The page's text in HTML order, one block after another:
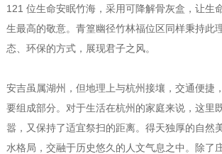
121 位生命安眠竹海，采用可降解骨灰盒，让生
生最高的敬意。青篁幽径竹林福位区同样秉持此
态、环保的方式，展现君子之风。
安吉虽属湖州，但地理上与杭州接壤，交通便捷
要组成部分。对于生活在杭州的家庭来说，这里
嚣，又保持了适宜祭扫的距离。得天独厚的自然
水格局，交融于历史悠久的人文气息之中。除了